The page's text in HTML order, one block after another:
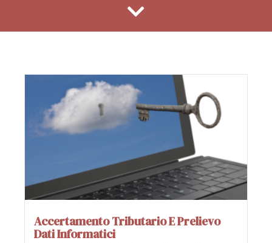
Accertamento Tributario E Prelievo
Dati Informatici